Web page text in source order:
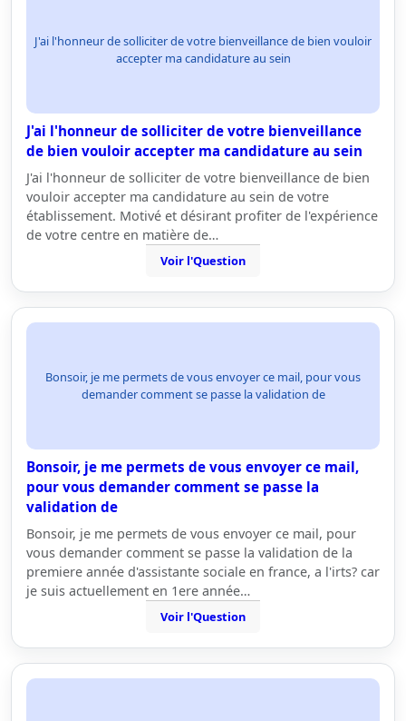
J'ai l'honneur de solliciter de votre bienveillance de bien vouloir
accepter ma candidature au sein
J'ai l'honneur de solliciter de votre bienveillance
de bien vouloir accepter ma candidature au sein
J'ai l'honneur de solliciter de votre bienveillance de bien
vouloir accepter ma candidature au sein de votre
établissement. Motivé et désirant profiter de l'expérience
de votre centre en matière de…
Voir l'Question
Bonsoir, je me permets de vous envoyer ce mail, pour vous
demander comment se passe la validation de
Bonsoir, je me permets de vous envoyer ce mail,
pour vous demander comment se passe la
validation de
Bonsoir, je me permets de vous envoyer ce mail, pour
vous demander comment se passe la validation de la
premiere année d'assistante sociale en france, a l'irts? car
je suis actuellement en 1ere année…
Voir l'Question